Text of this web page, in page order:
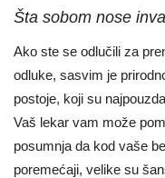
Šta sobom nose
Ako ste se odlučili za
odluke, sasvim je
postoje, koji su
Vaš lekar vam može
posumnja da kod vaše
poremećaji, velike su